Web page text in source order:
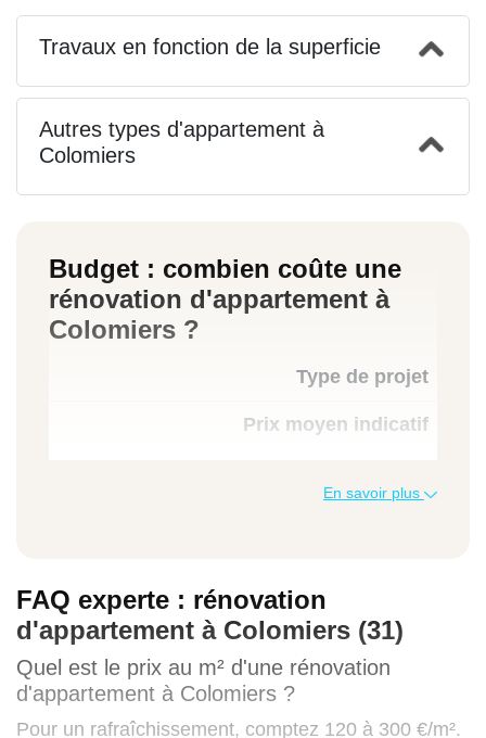
Travaux en fonction de la superficie
Autres types d'appartement à
Colomiers
Budget : combien coûte une
rénovation d'appartement à
Colomiers ?
Type de projet
Prix moyen indicatif
120 à 300 €/m²
Rénovation partielle (cuisine + salle de
En savoir plus
FAQ experte : rénovation
d'appartement à Colomiers (31)
Quel est le prix au m² d'une rénovation
d'appartement à Colomiers ?
Pour un rafraîchissement, comptez 120 à 300 €/m².